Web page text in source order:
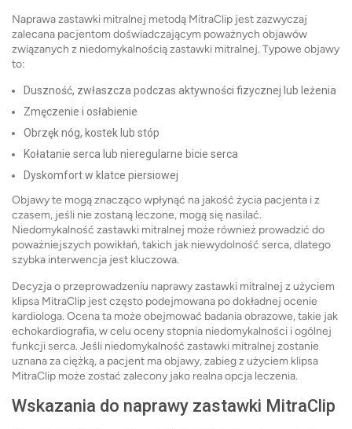
Naprawa zastawki mitralnej metodą MitraClip jest zazwyczaj
zalecana pacjentom doświadczającym poważnych objawów
związanych z niedomykalnością zastawki mitralnej. Typowe objawy
to:
Duszność, zwłaszcza podczas aktywności fizycznej lub leżenia
Zmęczenie i osłabienie
Obrzęk nóg, kostek lub stóp
Kołatanie serca lub nieregularne bicie serca
Dyskomfort w klatce piersiowej
Objawy te mogą znacząco wpłynąć na jakość życia pacjenta i z
czasem, jeśli nie zostaną leczone, mogą się nasilać.
Niedomykalność zastawki mitralnej może również prowadzić do
poważniejszych powikłań, takich jak niewydolność serca, dlatego
szybka interwencja jest kluczowa.
Decyzja o przeprowadzeniu naprawy zastawki mitralnej z użyciem
klipsa MitraClip jest często podejmowana po dokładnej ocenie
kardiologa. Ocena ta może obejmować badania obrazowe, takie jak
echokardiografia, w celu oceny stopnia niedomykalności i ogólnej
funkcji serca. Jeśli niedomykalność zastawki mitralnej zostanie
uznana za ciężką, a pacjent ma objawy, zabieg z użyciem klipsa
MitraClip może zostać zalecony jako realna opcja leczenia.
Wskazania do naprawy zastawki MitraClip